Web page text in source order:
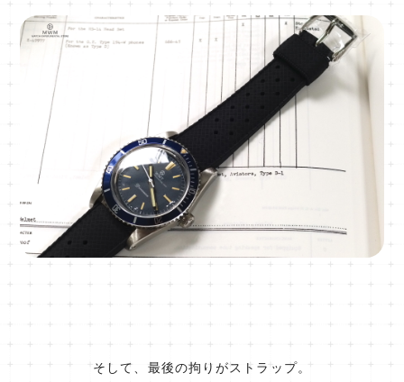
そして、最後の拘りがストラップ。